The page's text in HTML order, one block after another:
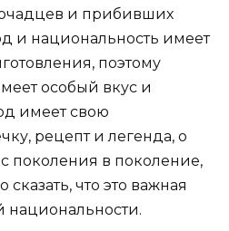
и прибивших
и национальность имеет
поэтому
особый вкус и
имеет свою
рецепт и легенда, о
поколения в поколение,
что это важная
национальности.